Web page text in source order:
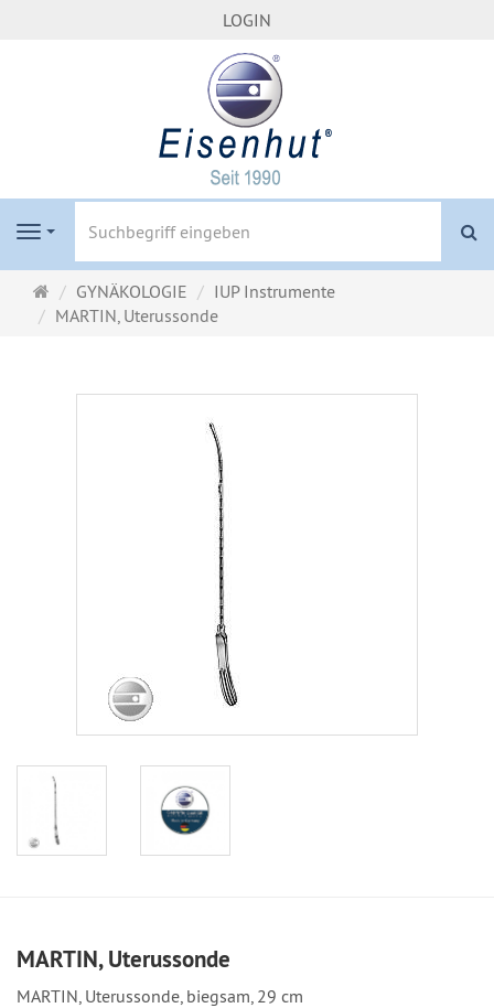
LOGIN
Navigation
Startseite
GYNÄKOLOGIE
IUP Instrumente
MARTIN, Uterussonde
MARTIN, Uterussonde
MARTIN, Uterussonde, biegsam, 29 cm